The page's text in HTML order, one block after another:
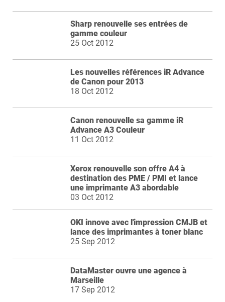
Sharp renouvelle ses entrées de
gamme couleur
25 Oct 2012
Les nouvelles références iR Advance
de Canon pour 2013
18 Oct 2012
Canon renouvelle sa gamme iR
Advance A3 Couleur
11 Oct 2012
Xerox renouvelle son offre A4 à
destination des PME / PMI et lance
une imprimante A3 abordable
03 Oct 2012
OKI innove avec l'impression CMJB et
lance des imprimantes à toner blanc
25 Sep 2012
DataMaster ouvre une agence à
Marseille
17 Sep 2012